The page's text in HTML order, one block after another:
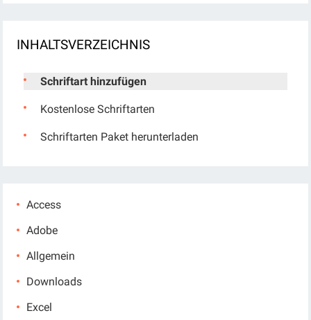
INHALTSVERZEICHNIS
Schriftart hinzufügen
Kostenlose Schriftarten
Schriftarten Paket herunterladen
Access
Adobe
Allgemein
Downloads
Excel